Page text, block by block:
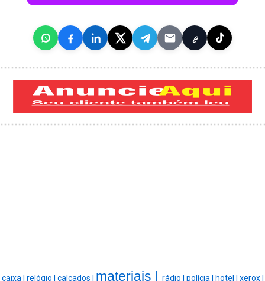
caixa | relógio | calçados | materiais | rádio | polícia | hotel | xerox |